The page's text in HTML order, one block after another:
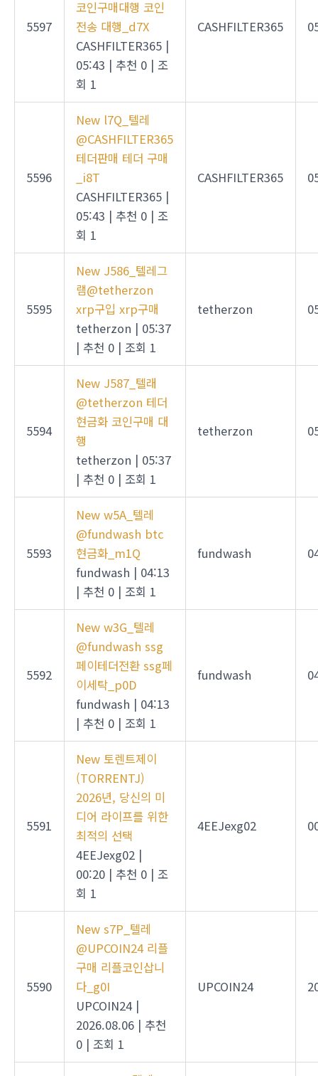
5597
코인구매대행 코인
전송 대행_d7X
CASHFILTER365 |
05:43 | 추천 0 | 조
회 1
CASHFILTER365
5596
New l7Q_텔레
@CASHFILTER365
테더판매 테더 구매
_i8T
CASHFILTER365 |
05:43 | 추천 0 | 조
회 1
CASHFILTER365
5595
New J586_텔레그
램@tetherzon
xrp구입 xrp구매
tetherzon | 05:37
| 추천 0 | 조회 1
tetherzon
5594
New J587_텔래
@tetherzon 테더
현금화 코인구매 대
행
tetherzon | 05:37
| 추천 0 | 조회 1
tetherzon
5593
New w5A_텔레
@fundwash btc
현금화_m1Q
fundwash | 04:13
| 추천 0 | 조회 1
fundwash
5592
New w3G_텔레
@fundwash ssg
페이테더전환 ssg페
이세탁_p0D
fundwash | 04:13
| 추천 0 | 조회 1
fundwash
5591
New 토렌트제이
(TORRENTJ)
2026년, 당신의 미
디어 라이프를 위한
최적의 선택
4EEJexg02 |
00:20 | 추천 0 | 조
회 1
4EEJexg02
5590
New s7P_텔레
@UPCOIN24 리플
구매 리플코인삽니
다_g0I
UPCOIN24 |
2026.08.06 | 추천
0 | 조회 1
UPCOIN24